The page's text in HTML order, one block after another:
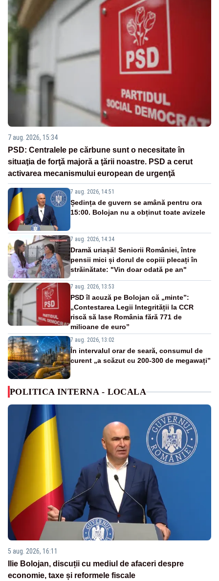
7 aug. 2026, 15:34
PSD: Centralele pe cărbune sunt o necesitate în
situaţia de forţă majoră a ţării noastre. PSD a cerut
activarea mecanismului european de urgenţă
7 aug. 2026, 14:51
Ședința de guvern se amână pentru ora
15:00. Bolojan nu a obținut toate avizele
7 aug. 2026, 14:34
Dramă uriașă! Seniorii României, între
pensii mici și dorul de copiii plecați în
străinătate: "Vin doar odată pe an"
7 aug. 2026, 13:53
PSD îl acuză pe Bolojan că „minte”:
„Contestarea Legii Integrității la CCR
riscă să lase România fără 771 de
milioane de euro”
7 aug. 2026, 13:02
În intervalul orar de seară, consumul de
curent „a scăzut cu 200-300 de megawați”
POLITICA INTERNA - LOCALA
5 aug. 2026, 16:11
Ilie Bolojan, discuții cu mediul de afaceri despre
economie, taxe și reformele fiscale